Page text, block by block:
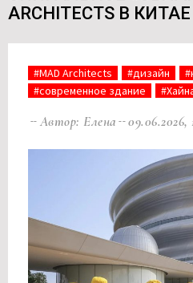
ARCHITECTS В КИТАЕ
#MAD Architects #дизайн
#современное здание
Автор: Елена 09.06.2026,